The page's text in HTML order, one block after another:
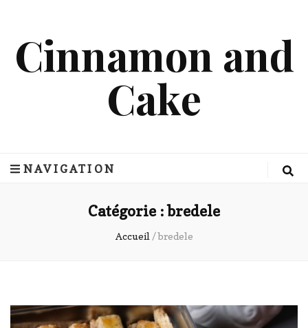
Cinnamon and
Cake
NAVIGATION
Catégorie :bredele
Accueil /bredele